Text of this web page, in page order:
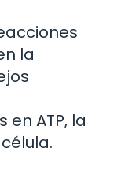
la
ATP, la